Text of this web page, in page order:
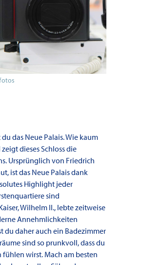
das Neue Palais. Wie kaum
dieses Schloss die
Ursprünglich von Friedrich
ist das Neue Palais dank
Highlight jeder
sind
Wilhelm II., lebte zeitweise
Annehmlichkeiten
du daher auch ein Badezimmer
sind so prunkvoll, dass du
wirst. Mach am besten